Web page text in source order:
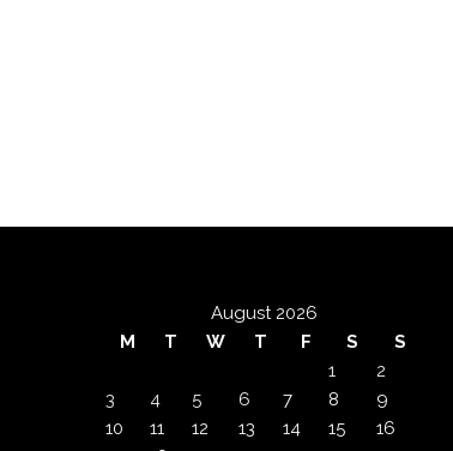
August 2026
M
T W T F S
S
1
2
3
4 5 6 7 8
9
10
11 12 13 14 15
16